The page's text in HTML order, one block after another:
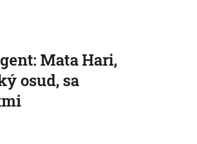
Mata Hari,
osud, sa